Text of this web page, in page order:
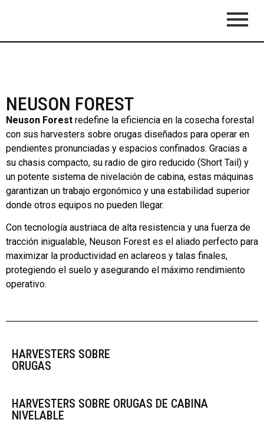
NEUSON FOREST
Neuson Forest redefine la eficiencia en la cosecha forestal
con sus harvesters sobre orugas diseñados para operar en
pendientes pronunciadas y espacios confinados. Gracias a
su chasis compacto, su radio de giro reducido (Short Tail) y
un potente sistema de nivelación de cabina, estas máquinas
garantizan un trabajo ergonómico y una estabilidad superior
donde otros equipos no pueden llegar.
Con tecnología austriaca de alta resistencia y una fuerza de
tracción inigualable, Neuson Forest es el aliado perfecto para
maximizar la productividad en aclareos y talas finales,
protegiendo el suelo y asegurando el máximo rendimiento
operativo.
HARVESTERS SOBRE
ORUGAS
HARVESTERS SOBRE ORUGAS DE CABINA
NIVELABLE